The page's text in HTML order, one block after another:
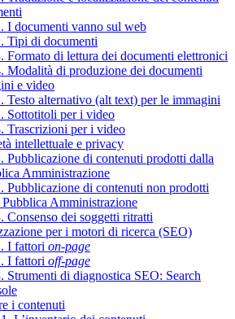
I documenti vanno sul web
Tipi di documenti
Formato di lettura dei documenti elettronici
Modalità di produzione dei documenti
e video
Testo alternativo (alt text) per le immagini
Sottotitoli per i video
Trascrizioni per i video
intellettuale e privacy
Pubblicazione di contenuti prodotti dalla
Amministrazione
Pubblicazione di contenuti non prodotti
Pubblica Amministrazione
Consenso dei soggetti ritratti
per i motori di ricerca (SEO)
I fattori on-page
I fattori off-page
Strumenti di diagnostica SEO: Search
i contenuti